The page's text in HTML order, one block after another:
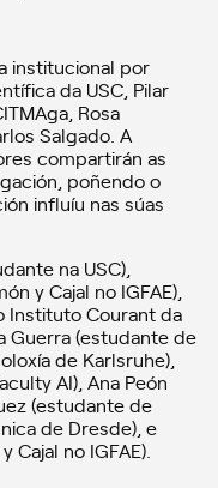
institucional por
da USC, Pilar
Rosa
Salgado. A
compartirán as
poñendo o
influíu nas súas
na USC),
y Cajal no IGFAE),
Instituto Courant da
Guerra (estudante de
de Karlsruhe),
AI), Ana Peón
(estudante de
de Dresde), e
Cajal no IGFAE).